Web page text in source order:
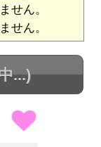
せん。
せん。
...)